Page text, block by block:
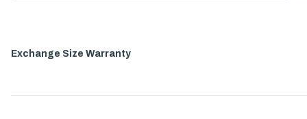
Exchange Size Warranty